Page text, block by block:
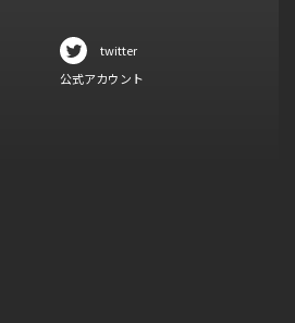
twitter
公式アカウント